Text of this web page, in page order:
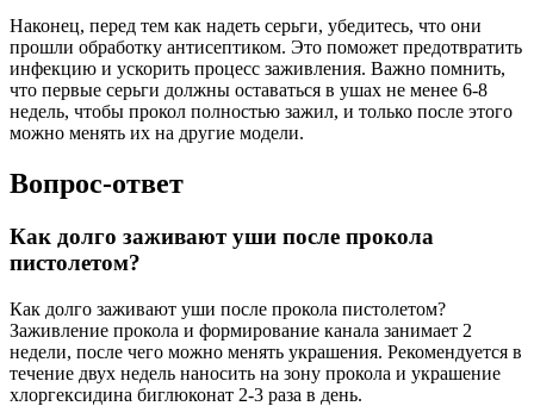
Наконец, перед тем как надеть серьги, убедитесь, что они
прошли обработку антисептиком. Это поможет предотвратить
инфекцию и ускорить процесс заживления. Важно помнить,
что первые серьги должны оставаться в ушах не менее 6-8
недель, чтобы прокол полностью зажил, и только после этого
можно менять их на другие модели.
Вопрос-ответ
Как долго заживают уши после прокола
пистолетом?
Как долго заживают уши после прокола пистолетом?
Заживление прокола и формирование канала занимает 2
недели, после чего можно менять украшения. Рекомендуется в
течение двух недель наносить на зону прокола и украшение
хлоргексидина биглюконат 2-3 раза в день.